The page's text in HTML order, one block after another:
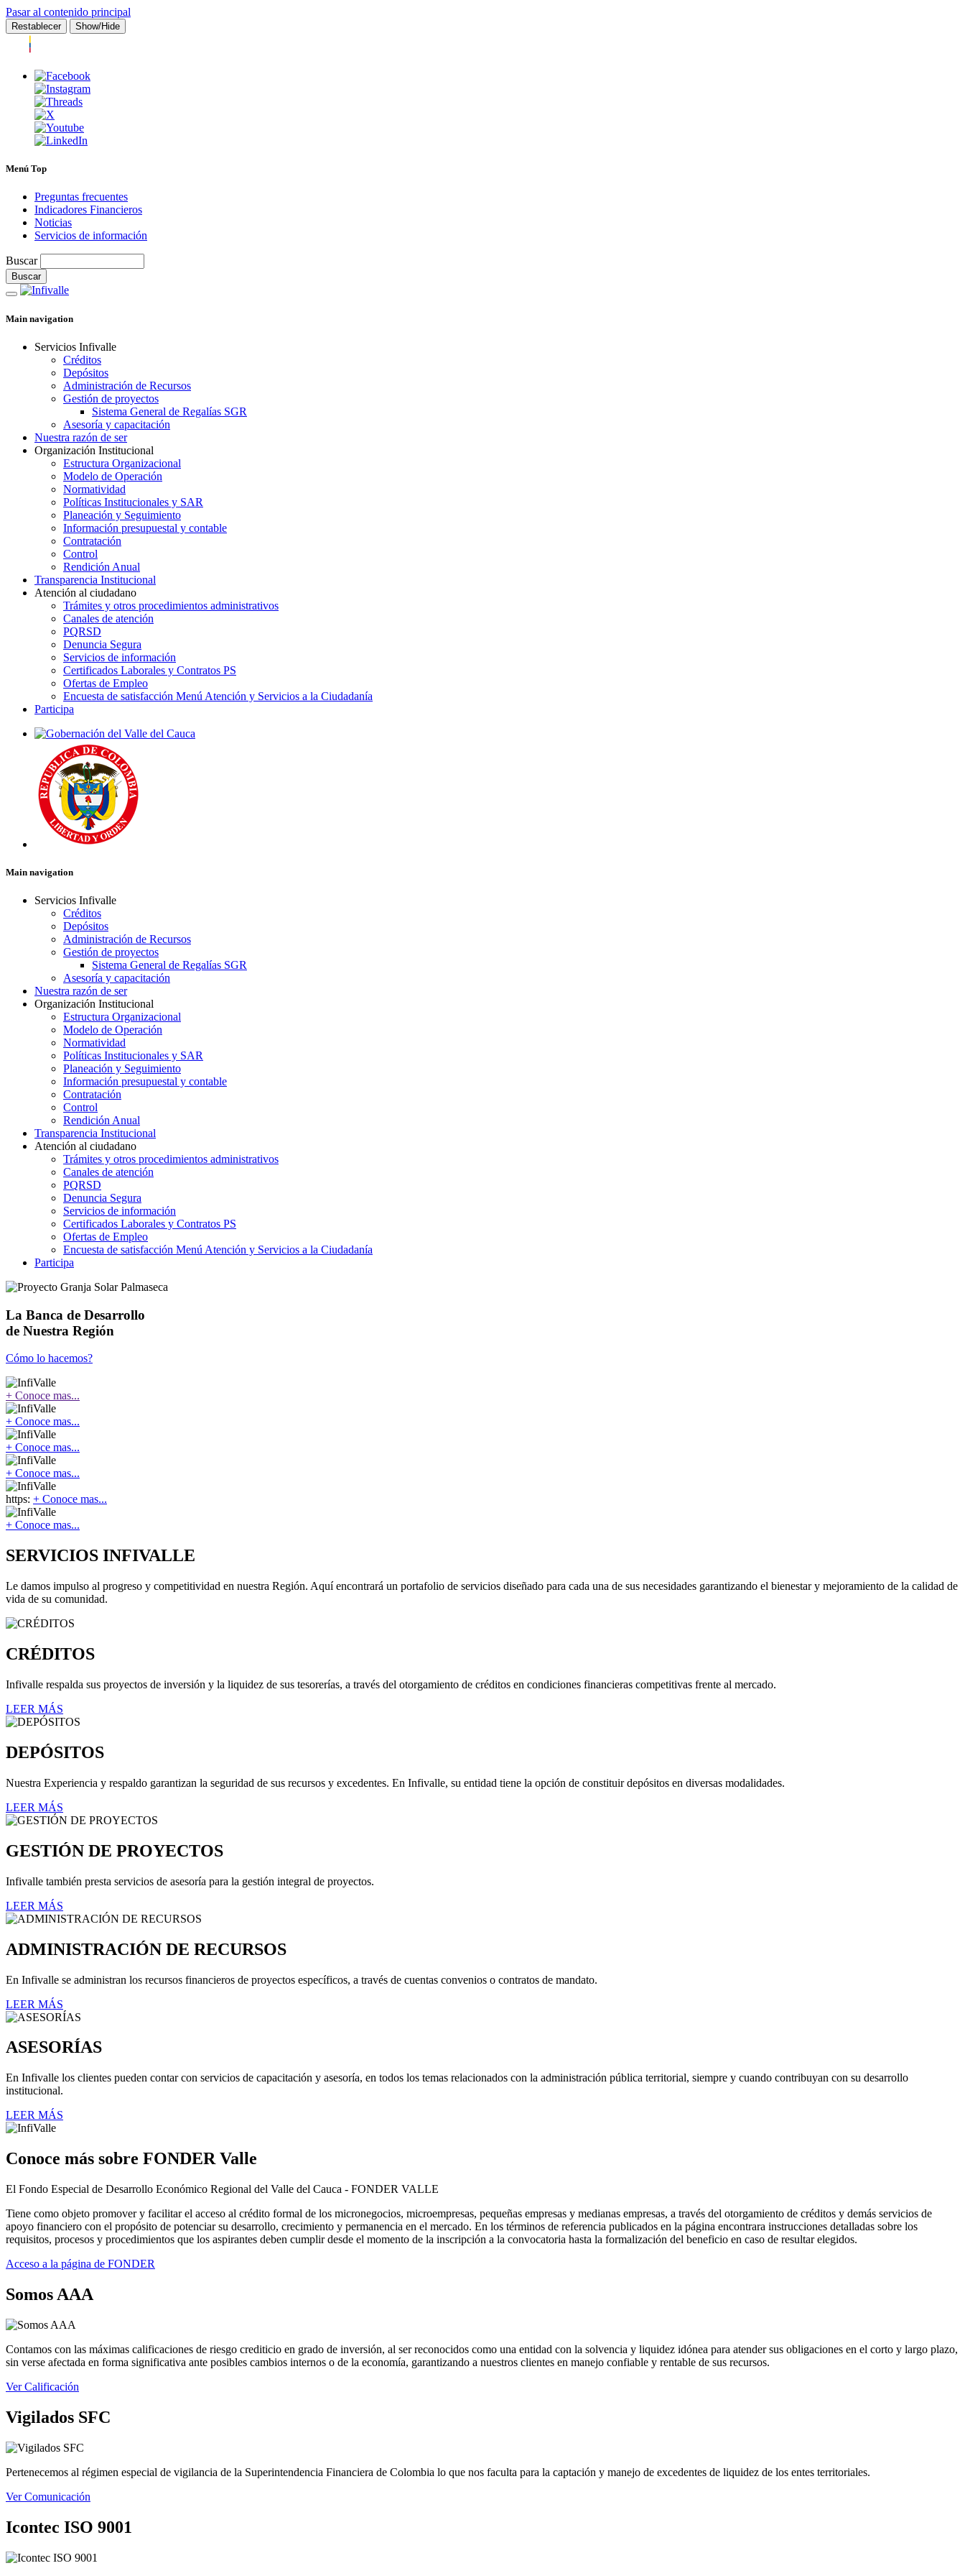
Pasar al contenido principal
Restablecer Show/Hide
Menú Top
Preguntas frecuentes
Indicadores Financieros
Noticias
Servicios de información
Buscar
Main navigation
Servicios Infivalle
Créditos
Depósitos
Administración de Recursos
Gestión de proyectos
Sistema General de Regalías SGR
Asesoría y capacitación
Nuestra razón de ser
Organización Institucional
Estructura Organizacional
Modelo de Operación
Normatividad
Políticas Institucionales y SAR
Planeación y Seguimiento
Información presupuestal y contable
Contratación
Control
Rendición Anual
Transparencia Institucional
Atención al ciudadano
Trámites y otros procedimientos administrativos
Canales de atención
PQRSD
Denuncia Segura
Servicios de información
Certificados Laborales y Contratos PS
Ofertas de Empleo
Encuesta de satisfacción Menú Atención y Servicios a la Ciudadanía
Participa
Main navigation
Servicios Infivalle
Créditos
Depósitos
Administración de Recursos
Gestión de proyectos
Sistema General de Regalías SGR
Asesoría y capacitación
Nuestra razón de ser
Organización Institucional
Estructura Organizacional
Modelo de Operación
Normatividad
Políticas Institucionales y SAR
Planeación y Seguimiento
Información presupuestal y contable
Contratación
Control
Rendición Anual
Transparencia Institucional
Atención al ciudadano
Trámites y otros procedimientos administrativos
Canales de atención
PQRSD
Denuncia Segura
Servicios de información
Certificados Laborales y Contratos PS
Ofertas de Empleo
Encuesta de satisfacción Menú Atención y Servicios a la Ciudadanía
Participa
La Banca de Desarrollo
de Nuestra Región
Cómo lo hacemos?
+ Conoce mas...
+ Conoce mas...
+ Conoce mas...
+ Conoce mas...
https: + Conoce mas...
+ Conoce mas...
SERVICIOS INFIVALLE
Le damos impulso al progreso y competitividad en nuestra Región. Aquí encontrará un portafolio de servicios diseñado para cada una de sus necesidades garantizando el bienestar y mejoramiento de la calidad de
vida de su comunidad.
CRÉDITOS
Infivalle respalda sus proyectos de inversión y la liquidez de sus tesorerías, a través del otorgamiento de créditos en condiciones financieras competitivas frente al mercado.
LEER MÁS
DEPÓSITOS
Nuestra Experiencia y respaldo garantizan la seguridad de sus recursos y excedentes. En Infivalle, su entidad tiene la opción de constituir depósitos en diversas modalidades.
LEER MÁS
GESTIÓN DE PROYECTOS
Infivalle también presta servicios de asesoría para la gestión integral de proyectos.
LEER MÁS
ADMINISTRACIÓN DE RECURSOS
En Infivalle se administran los recursos financieros de proyectos específicos, a través de cuentas convenios o contratos de mandato.
LEER MÁS
ASESORÍAS
En Infivalle los clientes pueden contar con servicios de capacitación y asesoría, en todos los temas relacionados con la administración pública territorial, siempre y cuando contribuyan con su desarrollo
institucional.
LEER MÁS
Conoce más sobre FONDER Valle
El Fondo Especial de Desarrollo Económico Regional del Valle del Cauca - FONDER VALLE
Tiene como objeto promover y facilitar el acceso al crédito formal de los micronegocios, microempresas, pequeñas empresas y medianas empresas, a través del otorgamiento de créditos y demás servicios de
apoyo financiero con el propósito de potenciar su desarrollo, crecimiento y permanencia en el mercado. En los términos de referencia publicados en la página encontrara instrucciones detalladas sobre los
requisitos, procesos y procedimientos que los aspirantes deben cumplir desde el momento de la inscripción a la convocatoria hasta la formalización del beneficio en caso de resultar elegidos.
Acceso a la página de FONDER
Somos AAA
Contamos con las máximas calificaciones de riesgo crediticio en grado de inversión, al ser reconocidos como una entidad con la solvencia y liquidez idónea para atender sus obligaciones en el corto y largo plazo,
sin verse afectada en forma significativa ante posibles cambios internos o de la economía, garantizando a nuestros clientes en manejo confiable y rentable de sus recursos.
Ver Calificación
Vigilados SFC
Pertenecemos al régimen especial de vigilancia de la Superintendencia Financiera de Colombia lo que nos faculta para la captación y manejo de excedentes de liquidez de los entes territoriales.
Ver Comunicación
Icontec ISO 9001